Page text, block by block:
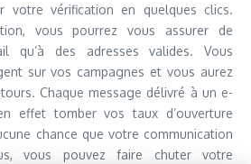
votre vérification en quelques clics.
vous pourrez vous assurer de
qu’à des adresses valides. Vous
sur vos campagnes et vous aurez
Chaque message délivré à un e-
effet tomber vos taux d’ouverture
chance que votre communication
vous pouvez faire chuter votre